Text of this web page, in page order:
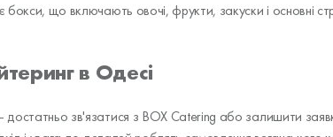
бокси, що включають овочі, фрукти, закуски і
в Одесі
зв'язатися з BOX Catering або залишити